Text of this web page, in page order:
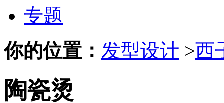
专题
你的位置： 发型设计 >西
陶瓷烫